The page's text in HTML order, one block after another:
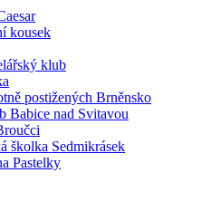
kousek
klub
postižených Brněnsko
Babice nad Svitavou
školka Sedmikrásek
Pastelky